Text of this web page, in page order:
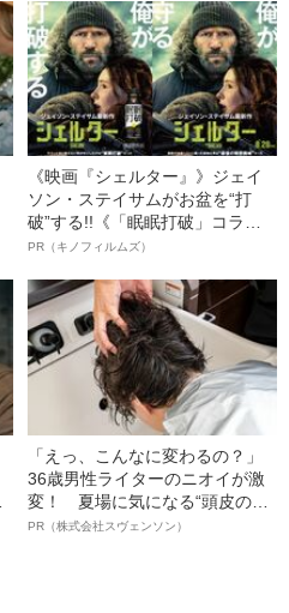
《映画『シェルター』》ジェイ
ソン・ステイサムがお盆を“打
破”する!!《「眠眠打破」コラ
ボ》
PR（キノフィルムズ）
「えっ、こんなに変わるの？」
36歳男性ライターのニオイが激
変！ 夏場に気になる“頭皮のニ
オイ”や“ベタつき”を解消す
PR（株式会社スヴェンソン）